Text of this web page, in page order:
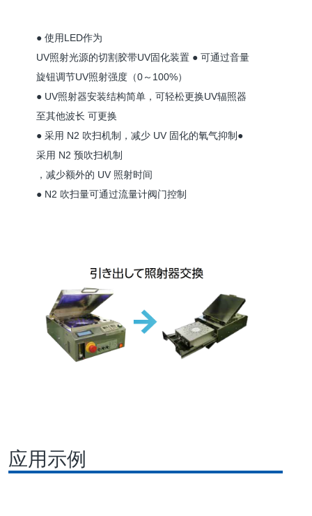
● 使用LED作为
UV照射光源的切割胶带UV固化装置 ● 可通过音量
旋钮调节UV照射强度（0～100%）
● UV照射器安装结构简单，可轻松更换UV辐照器
至其他波长 可更换
● 采用 N2 吹扫机制，减少 UV 固化的氧气抑制●
采用 N2 预吹扫机制
，减少额外的 UV 照射时间
● N2 吹扫量可通过流量计阀门控制
应用示例